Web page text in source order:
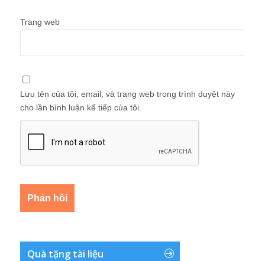
Trang web
Lưu tên của tôi, email, và trang web trong trình duyệt này
cho lần bình luận kế tiếp của tôi.
Quà tặng tài liệu